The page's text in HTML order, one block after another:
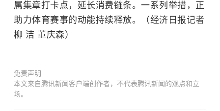
属集章打卡点，延长消费链条。一系列举措，正
助力体育赛事的动能持续释放。（经济日报记者
柳 洁 董庆森）
免责声明
本文来自腾讯新闻客户端创作者，不代表腾讯新闻的观点和立
场。